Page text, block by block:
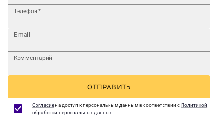
Телефон *
E-mail
Комментарий
ОТПРАВИТЬ
Согласиена доступ к персональным данным в соответствии с Политикой
обработки персональных данных